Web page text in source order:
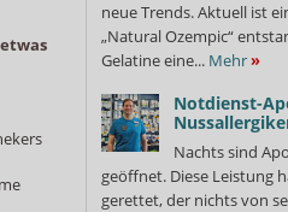
neue Trends. Aktuell ist
„Natural Ozempic“
Gelatine eine... Mehr»
Notdienst-
Nachts sind
geöffnet. Diese Leistung
gerettet, der nichts von